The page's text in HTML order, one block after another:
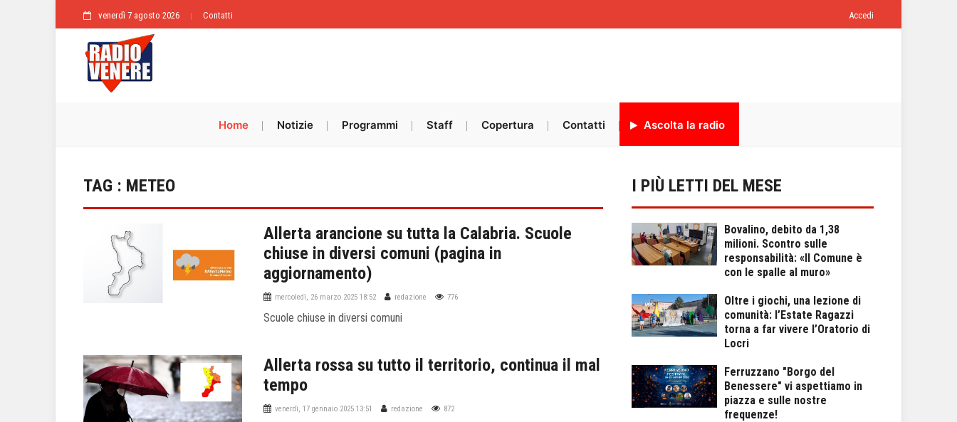
venerdì 7 agosto 2026 Contatti Accedi
Home Notizie Programmi Staff Copertura Contatti Ascolta la radio
TAG : METEO
Allerta arancione su tutta la Calabria. Scuole
chiuse in diversi comuni (pagina in
aggiornamento)
mercoledì, 26 marzo 2025 18:52 redazione 776
Scuole chiuse in diversi comuni
Allerta rossa su tutto il territorio, continua il mal
tempo
venerdì, 17 gennaio 2025 13:51 redazione 872
I PIÙ LETTI DEL MESE
Bovalino, debito da 1,38
milioni. Scontro sulle
responsabilità: «Il Comune è
con le spalle al muro»
Oltre i giochi, una lezione di
comunità: l’Estate Ragazzi
torna a far vivere l’Oratorio di
Locri
Ferruzzano "Borgo del
Benessere" vi aspettiamo in
piazza e sulle nostre
frequenze!